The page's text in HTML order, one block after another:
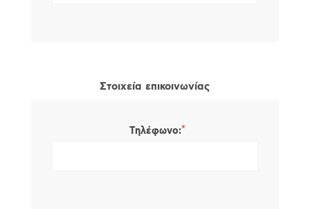
Στοιχεία επικοινωνίας
Τηλέφωνο:*